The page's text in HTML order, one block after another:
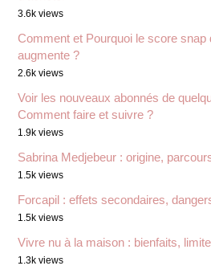
3.6k views
Comment et Pourquoi le score snap
augmente ?
2.6k views
Voir les nouveaux abonnés de
Comment faire et suivre ?
1.9k views
Sabrina Medjebeur : origine,
1.5k views
Forcapil : effets secondaires,
1.5k views
Vivre nu à la maison : bienfaits,
1.3k views